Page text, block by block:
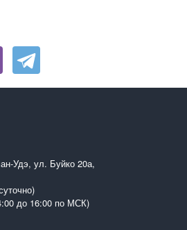
Удэ, ул. Буйко 20а,
до 16:00 по МСК)